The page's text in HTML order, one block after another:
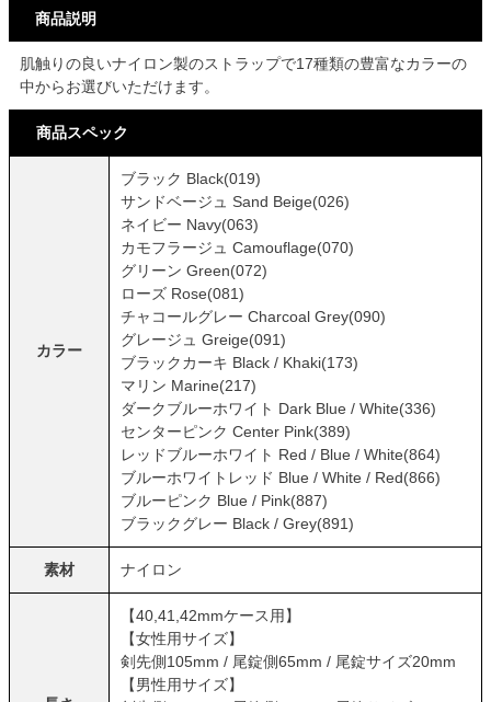
商品説明
肌触りの良いナイロン製のストラップで17種類の豊富なカラーの
中からお選びいただけます。
商品スペック
カラー
ブラック Black(019)
サンドベージュ Sand Beige(026)
ネイビー Navy(063)
カモフラージュ Camouflage(070)
グリーン Green(072)
ローズ Rose(081)
チャコールグレー Charcoal Grey(090)
グレージュ Greige(091)
ブラックカーキ Black / Khaki(173)
マリン Marine(217)
ダークブルーホワイト Dark Blue / White(336)
センターピンク Center Pink(389)
レッドブルーホワイト Red / Blue / White(864)
ブルーホワイトレッド Blue / White / Red(866)
ブルーピンク Blue / Pink(887)
ブラックグレー Black / Grey(891)
素材 ナイロン
【40,41,42mmケース用】
【女性用サイズ】
剣先側105mm / 尾錠側65mm / 尾錠サイズ20mm
【男性用サイズ】